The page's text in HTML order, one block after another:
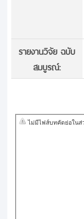
รายงานวิจัย ฉบับ
สมบูรณ์: